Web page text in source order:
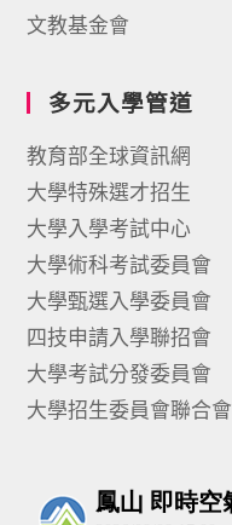
文教基金會
多元入學管道
教育部全球資訊網
大學特殊選才招生
大學入學考試中心
大學術科考試委員會
大學甄選入學委員會
四技申請入學聯招會
大學考試分發委員會
大學招生委員會聯合會